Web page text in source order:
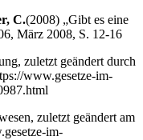
C.(2008) „Gibt es eine
März 2008, S. 12-16
zuletzt geändert durch
www.gesetze-im-
zuletzt geändert am
im-